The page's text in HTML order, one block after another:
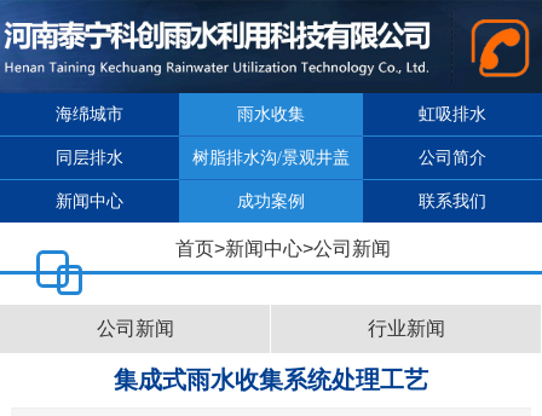
海绵城市 雨水收集 虹吸排水
同层排水 树脂排水沟/景观井盖 公司简介
新闻中心 成功案例 联系我们
首页>新闻中心>公司新闻
公司新闻 行业新闻
集成式雨水收集系统处理工艺